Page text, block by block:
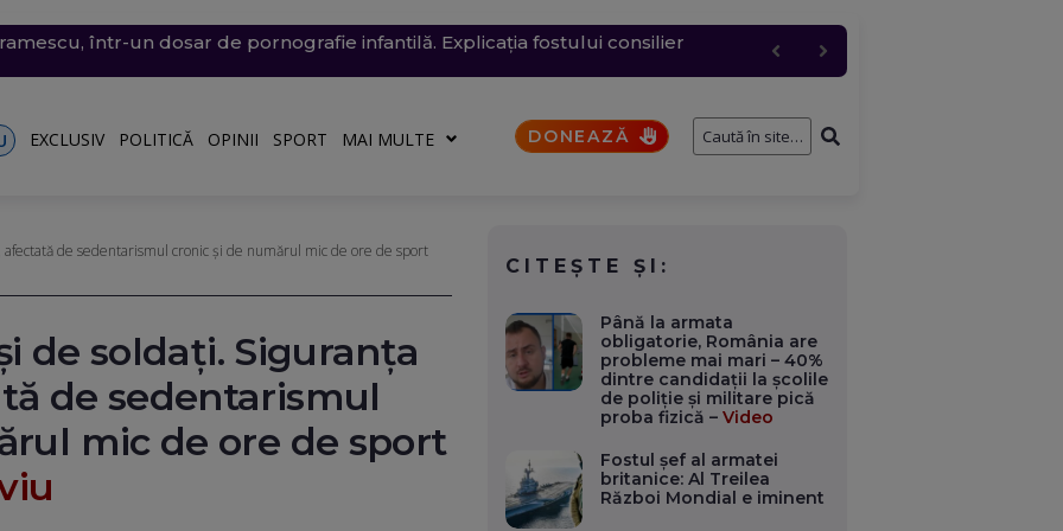
de energie, fără efect: Miercuri, la momentul critic, cererea a urcat
exploziv a perturbat traficul pe aeroportul Leipzig, un centru logistic cheie
către Ucraina. Rusia, principalul suspect
într-un dosar de pornografie infantilă. Explicația fostului consilier
în dreptul unei plaje din Mamaia (Video). Aparatul va fi analizat de SRI
lui Nicușor Dan, și-a publicat declarațiile de avere și de interese. Ce case,
are la Dacia
EXCLUSIV POLITICĂ OPINII SPORT MAI MULTE DONEAZĂ
de sedentarismul cronic și de numărul mic de ore de sport
de soldați. Siguranța
de sedentarismul
mic de ore de sport
CITEȘTE ȘI:
Până la armata
obligatorie, România are
probleme mai mari – 40%
dintre candidații la școlile
de poliție și militare pică
proba fizică –Video
Fostul șef al armatei
britanice: Al Treilea
Război Mondial e iminent